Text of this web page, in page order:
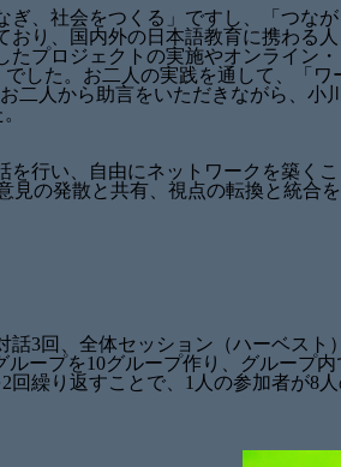
、社会をつくる」ですし、「つな
り、国内外の日本語教育に携わる
プロジェクトの実施やオンライン
した。お二人の実践を通して、「ワ
二人から助言をいただきながら、小
行い、自由にネットワークを築く
の発散と共有、視点の転換と統合
3回、全体セッション（ハーベスト
ープを10グループ作り、グループ内
繰り返すことで、1人の参加者が8